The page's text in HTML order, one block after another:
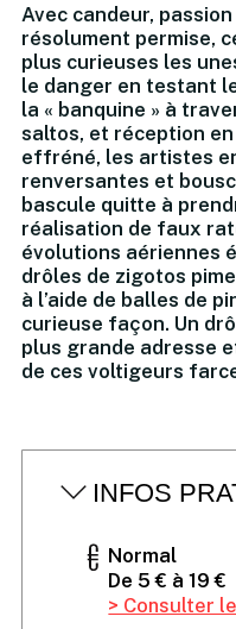
Avec candeur,
résolument permise,
plus curieuses les
le danger en testant
la « banquine » à
saltos, et réception
effréné, les artistes
renversantes et
bascule quitte à
réalisation de faux
évolutions aériennes
drôles de zigotos
à l’aide de balles de
curieuse façon. Un
plus grande adresse
de ces voltigeurs
INFOS
Normal
De 5 € à 19 €
> Consulter